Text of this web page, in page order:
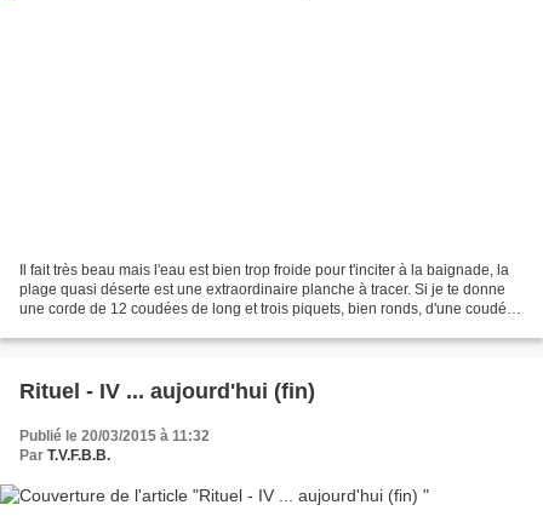
Il fait très beau mais l'eau est bien trop froide pour t'inciter à la baignade, la
plage quasi déserte est une extraordinaire planche à tracer. Si je te donne
une corde de 12 coudées de long et trois piquets, bien ronds, d'une coudée,
Rituel - IV ... aujourd'hui (fin)
Publié le 20/03/2015 à 11:32
Par T.V.F.B.B.